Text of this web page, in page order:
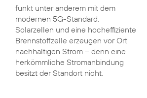
funkt unter anderem mit dem
modernen 5G-Standard.
Solarzellen und eine hocheffiziente
Brennstoffzelle erzeugen vor Ort
nachhaltigen Strom – denn eine
herkömmliche Stromanbindung
besitzt der Standort nicht.